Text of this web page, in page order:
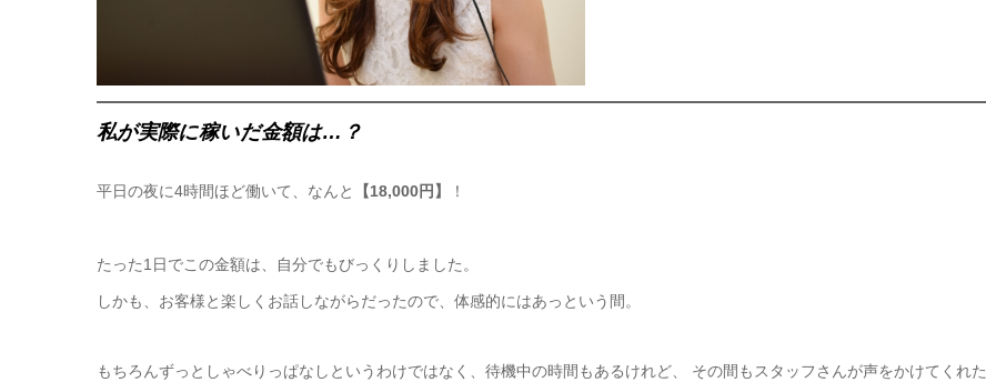
私が実際に稼いだ金額は…？
平日の夜に4時間ほど働いて、なんと 【18,000円】 ！
たった1日でこの金額は、自分でもびっくりしました。
しかも、お客様と楽しくお話しながらだったので、体感的にはあっという間。
もちろんずっとしゃべりっぱなしというわけではなく、待機中の時間もあるけれど、 その間もスタッフさんが声をかけてくれた